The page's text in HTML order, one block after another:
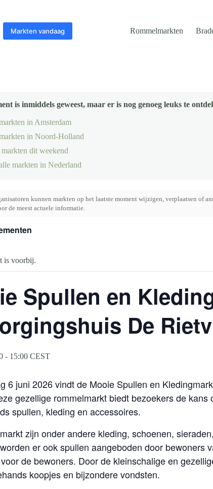
Markten vandaag Rommelmarkten
is inmiddels geweest, maar er is nog genoeg leuks te
in Amsterdam
in Noord-Holland
dit weekend
markten in Nederland
kunnen markten op het laatste moment wijzigen, verplaatsen of
de meest actuele informatie.
is voorbij.
Spullen en
De
- 15:00 CEST
6 juni 2026 vindt de Mooie Spullen en
gezellige rommelmarkt biedt bezoekers de
spullen, kleding en accessoires.
zijn onder andere kleding, schoenen,
er ook spullen aangeboden door
de bewoners. Door de kleinschalige en
koopjes en bijzondere vondsten.